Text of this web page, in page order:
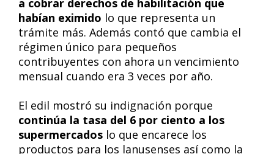
a cobrar derechos de habilitación que
habían eximido lo que representa un
trámite más. Además contó que cambia el
régimen único para pequeños
contribuyentes con ahora un vencimiento
mensual cuando era 3 veces por año.
El edil mostró su indignación porque
continúa la tasa del 6 por ciento a los
supermercados lo que encarece los
productos para los lanusenses así como la